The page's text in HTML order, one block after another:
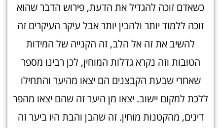
כשאדם זוכה להגדיל את הדעת, פירוש הדבר שהוא
זוכה ללמוד יותר ולהבין יותר אבל עיקר העיקרים זה
להשיב את זה אל הלב, זה הקנייה של המידות
הטובות וזה נקרא גדלות המוחין, לכן רבינו מספר
שאחרי שבעת הקבצנים הם יצאו מהיער והתחילו
ללכת למקום יישוב. יצאו מן היער זה שהם יצאו מהפר
דינים, מהקטנות מוחין. זה שהבן והבת היו ביער זה